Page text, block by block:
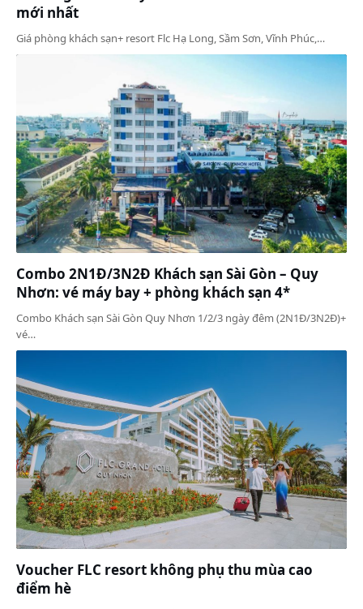
mới nhất
Giá phòng khách sạn+ resort Flc Hạ Long, Sầm Sơn, Vĩnh Phúc,…
Combo 2N1Đ/3N2Đ Khách sạn Sài Gòn – Quy
Nhơn: vé máy bay + phòng khách sạn 4*
Combo Khách sạn Sài Gòn Quy Nhơn 1/2/3 ngày đêm (2N1Đ/3N2Đ)+
vé…
Voucher FLC resort không phụ thu mùa cao
điểm hè